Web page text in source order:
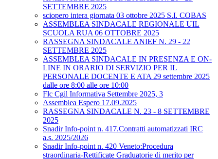
SETTEMBRE 2025
sciopero intera giornata 03 ottobre 2025 S.I. COBAS
ASSEMBLEA SINDACALE REGIONALE UIL
SCUOLA RUA 06 OTTOBRE 2025
RASSEGNA SINDACALE ANIEF N. 29 - 22
SETTEMBRE 2025
ASSEMBLEA SINDACALE IN PRESENZA E ON-
LINE IN ORARIO DI SERVIZIO PER IL
PERSONALE DOCENTE E ATA 29 settembre 2025
dalle ore 8:00 alle ore 10:00
Flc Cgil Informativa Settembre 2025, 3
Assemblea Espero 17.09.2025
RASSEGNA SINDACALE N. 23 - 8 SETTEMBRE
2025
Snadir Info-point n. 417.Contratti automatizzati IRC
a.s. 2025/2026
Snadir Info-point n. 420 Veneto:Procedura
straordinaria-Rettificate Graduatorie di merito per